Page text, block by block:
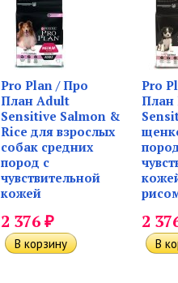
Pro Plan / Про
План Adult
Sensitive Salmon &
Rice для взрослых
собак средних
пород с
чувствительной
кожей
2 376₽
Pro
План
2